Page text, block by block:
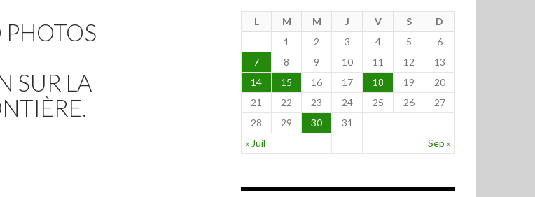
PHOTOS
SUR LA
L M M J V S D
« Juil Sep »
1 2 3 4 5
6
7
8 9 10 11 12
13
14
15 16 17 18 19
20
21
22 23 24 25 26
27
28
29 30 31